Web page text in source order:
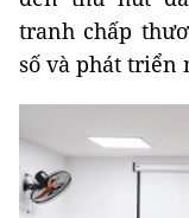
tranh chấp
số và phát triển